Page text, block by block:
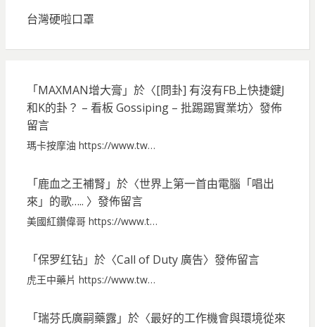
台灣硬啦口罩
「MAXMAN增大膏 」於〈[問卦] 有沒有FB上快捷鍵J
和K的卦？ – 看板 Gossiping – 批踢踢實業坊〉發佈
留言
瑪卡按摩油 https://www.tw…
「鹿血之王補腎 」於〈世界上第一首由電腦「唱出
來」的歌….. 〉發佈留言
美國紅鑽偉哥 https://www.t…
「保罗红钻」於〈Call of Duty 廣告〉發佈留言
虎王中藥片 https://www.tw…
「瑞芬氏廣嗣藥露」於〈最好的工作機會與環境從來